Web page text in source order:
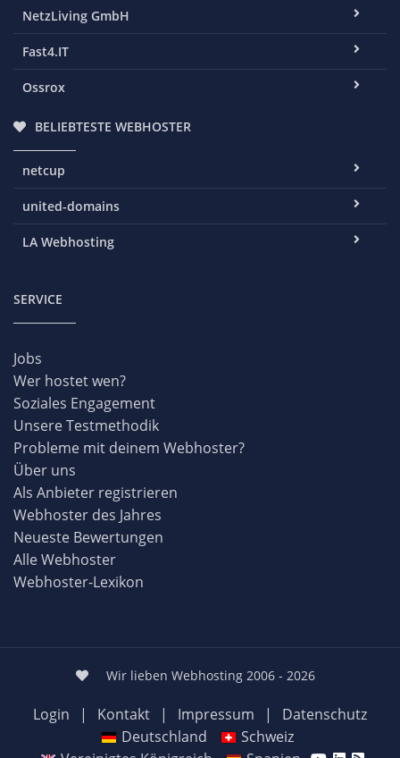
NetzLiving GmbH
Fast4.IT
Ossrox
BELIEBTESTE WEBHOSTER
netcup
united-domains
LA Webhosting
SERVICE
Jobs
Wer hostet wen?
Soziales Engagement
Unsere Testmethodik
Probleme mit deinem Webhoster?
Über uns
Als Anbieter registrieren
Webhoster des Jahres
Neueste Bewertungen
Alle Webhoster
Webhoster-Lexikon
Wir lieben Webhosting 2006 - 2026
Login | Kontakt | Impressum |
Datenschutz
Deutschland
Schweiz